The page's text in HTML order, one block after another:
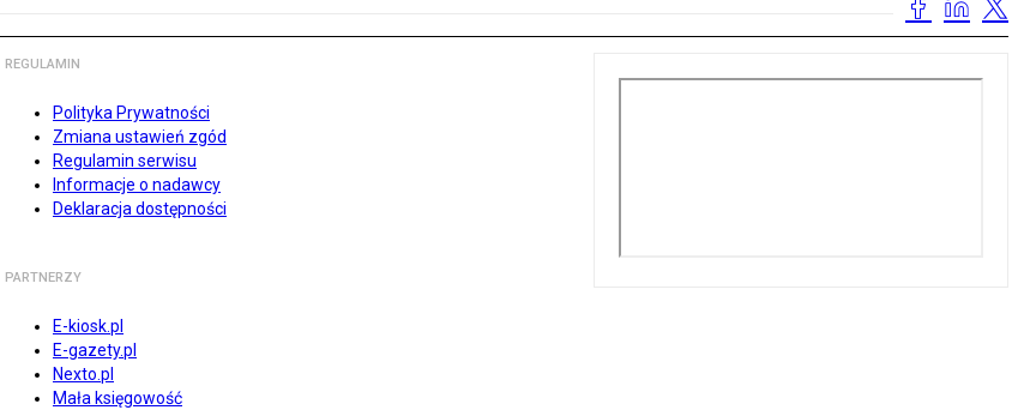
REGULAMIN
Polityka Prywatności
Zmiana ustawień zgód
Regulamin serwisu
Informacje o nadawcy
Deklaracja dostępności
PARTNERZY
E-kiosk.pl
E-gazety.pl
Nexto.pl
Mała księgowość